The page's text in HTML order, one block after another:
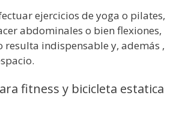
ejercicios de yoga o pilates,
abdominales o bien flexiones,
resulta indispensable y, además ,
fitness y bicicleta estatica